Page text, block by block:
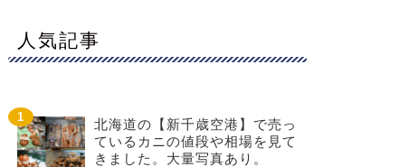
人気記事
北海道の【新千歳空港】で売っ
ているカニの値段や相場を見て
きました。大量写真あり。